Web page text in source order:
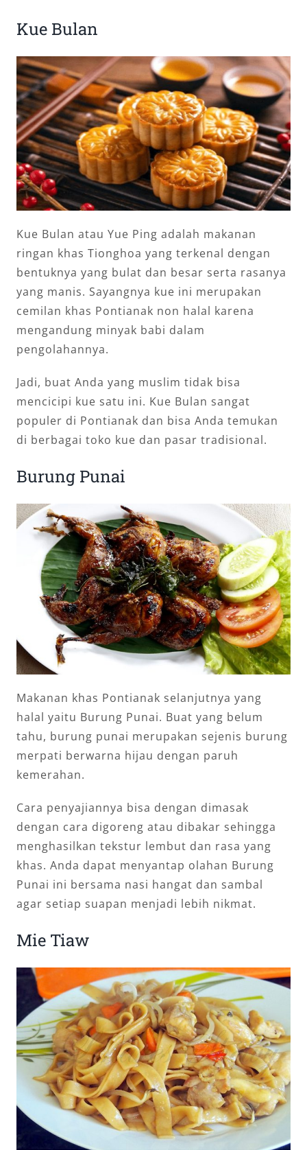
Kue Bulan
Kue Bulan atau Yue Ping adalah makanan
ringan khas Tionghoa yang terkenal dengan
bentuknya yang bulat dan besar serta rasanya
yang manis. Sayangnya kue ini merupakan
cemilan khas Pontianak non halal karena
mengandung minyak babi dalam
pengolahannya.
Jadi, buat Anda yang muslim tidak bisa
mencicipi kue satu ini. Kue Bulan sangat
populer di Pontianak dan bisa Anda temukan
di berbagai toko kue dan pasar tradisional.
Burung Punai
Makanan khas Pontianak selanjutnya yang
halal yaitu Burung Punai. Buat yang belum
tahu, burung punai merupakan sejenis burung
merpati berwarna hijau dengan paruh
kemerahan.
Cara penyajiannya bisa dengan dimasak
dengan cara digoreng atau dibakar sehingga
menghasilkan tekstur lembut dan rasa yang
khas. Anda dapat menyantap olahan Burung
Punai ini bersama nasi hangat dan sambal
agar setiap suapan menjadi lebih nikmat.
Mie Tiaw